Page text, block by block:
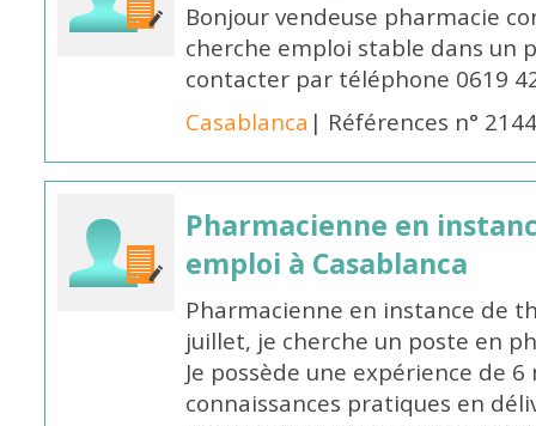
Bonjour vendeuse pharmacie
cherche emploi stable dans un
contacter par téléphone 0619
Casablanca | Références n°
Pharmacienne en
emploi à Casablanca
Pharmacienne en instance de
juillet, je cherche un poste en
Je possède une expérience de
connaissances pratiques en